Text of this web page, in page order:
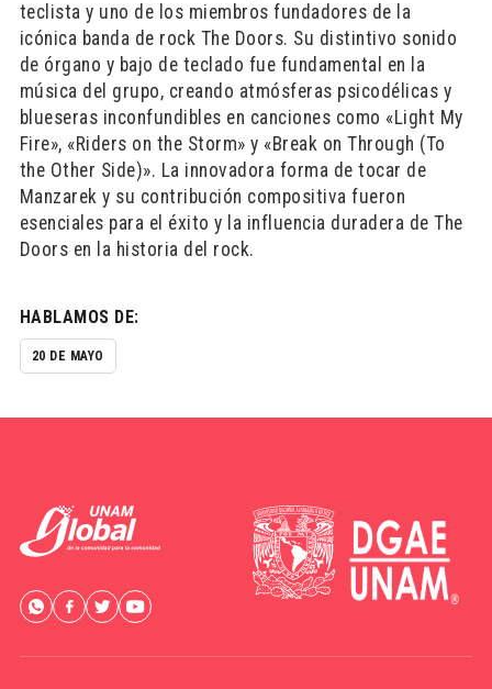
teclista y uno de los miembros fundadores de la
icónica banda de rock The Doors. Su distintivo sonido
de órgano y bajo de teclado fue fundamental en la
música del grupo, creando atmósferas psicodélicas y
blueseras inconfundibles en canciones como «Light My
Fire», «Riders on the Storm» y «Break on Through (To
the Other Side)». La innovadora forma de tocar de
Manzarek y su contribución compositiva fueron
esenciales para el éxito y la influencia duradera de The
Doors en la historia del rock.
HABLAMOS DE:
20 DE MAYO